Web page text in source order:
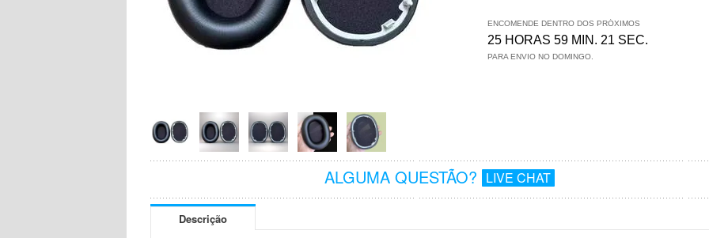
ENCOMENDE DENTRO DOS PRÓXIMOS
25 HORAS 59 MIN. 20 SEC.
PARA ENVIO NO DOMINGO.
ALGUMA QUESTÃO? LIVE CHAT
Descrição